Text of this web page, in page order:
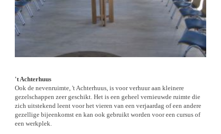
't Achterhuus
Ook de nevenruimte, 't Achterhuus, is voor verhuur aan kleinere
gezelschappen zeer geschikt. Het is een geheel vernieuwde ruimte die
zich uitstekend leent voor het vieren van een verjaardag of een andere
gezellige bijeenkomst en kan ook gebruikt worden voor een cursus of
een werkplek.